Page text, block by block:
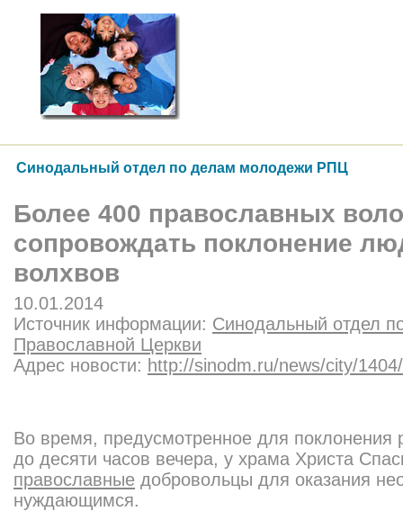
Синодальный отдел по делам молодежи РПЦ
Более 400 православных
сопровождать поклонение
волхвов
10.01.2014
Источник информации: Синодальный отдел
Православной Церкви
Адрес новости: http://sinodm.ru/news/city/1404/
Во время, предусмотренное для поклонения
до десяти часов вечера, у храма Христа
православные добровольцы для оказания
нуждающимся.